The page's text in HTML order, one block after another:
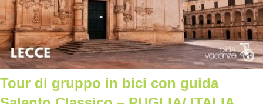
Tour di gruppo in bici con guida